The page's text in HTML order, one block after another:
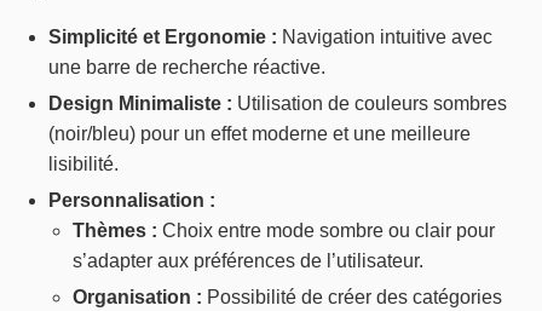
Simplicité et Ergonomie : Navigation intuitive avec
une barre de recherche réactive.
Design Minimaliste : Utilisation de couleurs sombres
(noir/bleu) pour un effet moderne et une meilleure
lisibilité.
Personnalisation :
Thèmes : Choix entre mode sombre ou clair pour
s’adapter aux préférences de l’utilisateur.
Organisation : Possibilité de créer des catégories